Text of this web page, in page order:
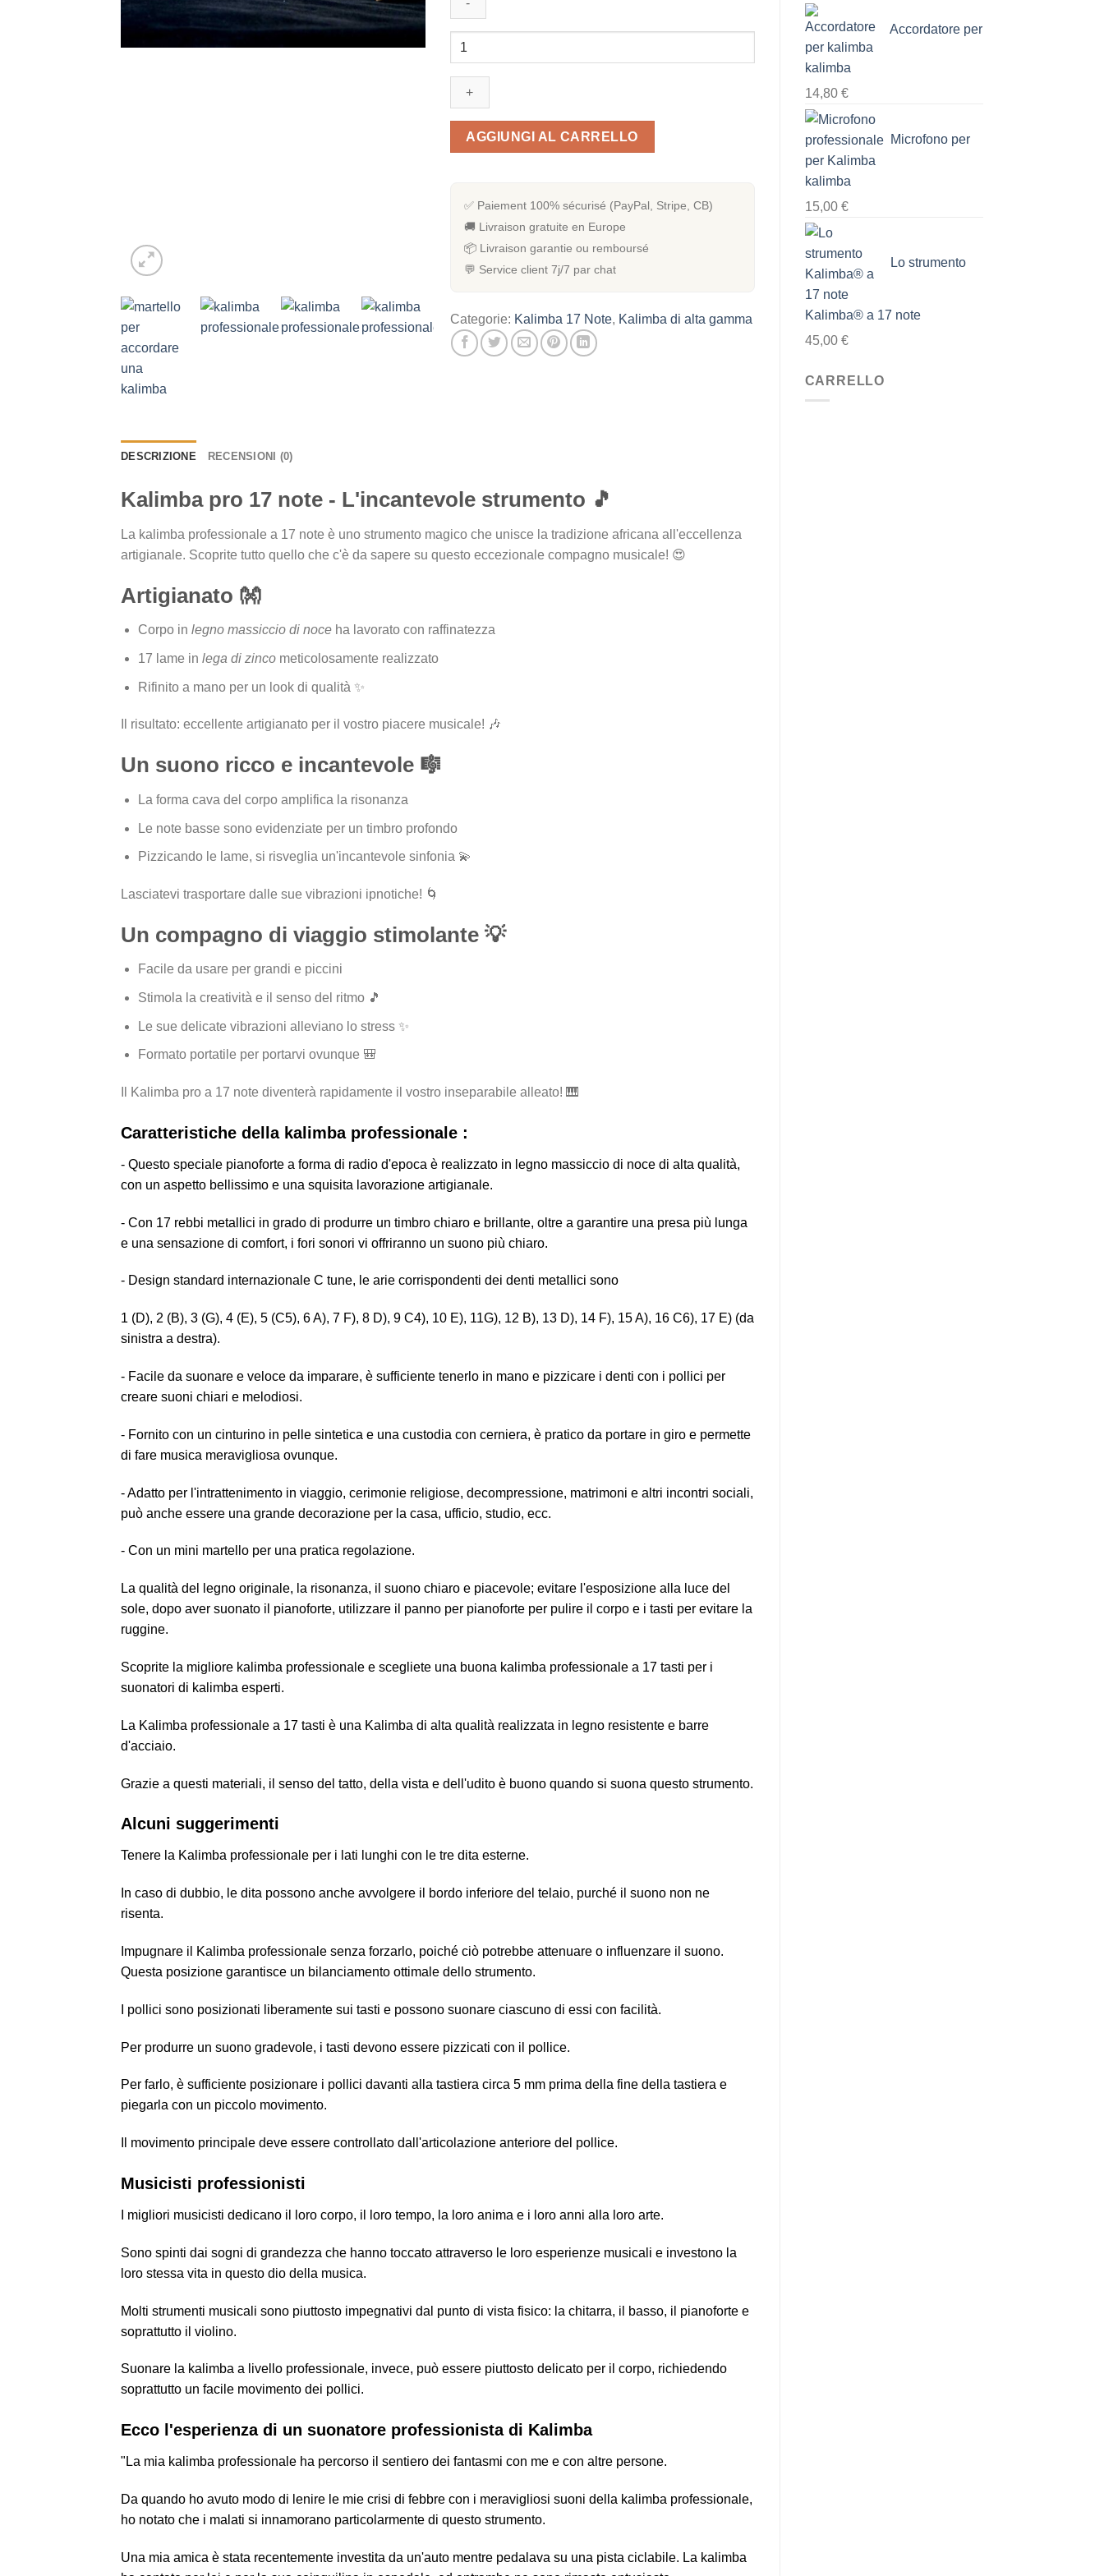
Accordatore per
kalimba
14,80 €
Microfono per
kalimba
15,00 €
Lo strumento
Kalimba® a 17 note
45,00 €
CARRELLO
Quantità
Professionnel
AGGIUNGI AL CARRELLO
✅ Paiement 100% sécurisé (PayPal, Stripe, CB)
🚚 Livraison gratuite en Europe
📦 Livraison garantie ou remboursé
💬 Service client 7j/7 par chat
Categorie: Kalimba 17 Note, Kalimba di alta gamma
DESCRIZIONE RECENSIONI (0)
Kalimba pro 17 note - L'incantevole strumento 🎵
La kalimba professionale a 17 note è uno strumento magico che unisce la tradizione africana all'eccellenza
artigianale. Scoprite tutto quello che c'è da sapere su questo eccezionale compagno musicale! 😍
Artigianato 👐
Corpo in legno massiccio di noceha lavorato con raffinatezza
17 lame in lega di zincometicolosamente realizzato
Rifinito a mano per un look di qualità ✨
Il risultato: eccellente artigianato per il vostro piacere musicale! 🎶
Un suono ricco e incantevole 🎼
La forma cava del corpo amplifica la risonanza
Le note basse sono evidenziate per un timbro profondo
Pizzicando le lame, si risveglia un'incantevole sinfonia 💫
Lasciatevi trasportare dalle sue vibrazioni ipnotiche! 🌀
Un compagno di viaggio stimolante 💡
Facile da usare per grandi e piccini
Stimola la creatività e il senso del ritmo 🎵
Le sue delicate vibrazioni alleviano lo stress ✨
Formato portatile per portarvi ovunque 🎒
Il Kalimba pro a 17 note diventerà rapidamente il vostro inseparabile alleato! 🎹
Caratteristiche della kalimba professionale :
- Questo speciale pianoforte a forma di radio d'epoca è realizzato in legno massiccio di noce di alta qualità,
con un aspetto bellissimo e una squisita lavorazione artigianale.
- Con 17 rebbi metallici in grado di produrre un timbro chiaro e brillante, oltre a garantire una presa più lunga
e una sensazione di comfort, i fori sonori vi offriranno un suono più chiaro.
- Design standard internazionale C tune, le arie corrispondenti dei denti metallici sono
1 (D), 2 (B), 3 (G), 4 (E), 5 (C5), 6 A), 7 F), 8 D), 9 C4), 10 E), 11G), 12 B), 13 D), 14 F), 15 A), 16 C6), 17 E) (da
sinistra a destra).
- Facile da suonare e veloce da imparare, è sufficiente tenerlo in mano e pizzicare i denti con i pollici per
creare suoni chiari e melodiosi.
- Fornito con un cinturino in pelle sintetica e una custodia con cerniera, è pratico da portare in giro e permette
di fare musica meravigliosa ovunque.
- Adatto per l'intrattenimento in viaggio, cerimonie religiose, decompressione, matrimoni e altri incontri sociali,
può anche essere una grande decorazione per la casa, ufficio, studio, ecc.
- Con un mini martello per una pratica regolazione.
La qualità del legno originale, la risonanza, il suono chiaro e piacevole; evitare l'esposizione alla luce del
sole, dopo aver suonato il pianoforte, utilizzare il panno per pianoforte per pulire il corpo e i tasti per evitare la
ruggine.
Scoprite la migliore kalimba professionale e scegliete una buona kalimba professionale a 17 tasti per i
suonatori di kalimba esperti.
La Kalimba professionale a 17 tasti è una Kalimba di alta qualità realizzata in legno resistente e barre
d'acciaio.
Grazie a questi materiali, il senso del tatto, della vista e dell'udito è buono quando si suona questo strumento.
Alcuni suggerimenti
Tenere la Kalimba professionale per i lati lunghi con le tre dita esterne.
In caso di dubbio, le dita possono anche avvolgere il bordo inferiore del telaio, purché il suono non ne
risenta.
Impugnare il Kalimba professionale senza forzarlo, poiché ciò potrebbe attenuare o influenzare il suono.
Questa posizione garantisce un bilanciamento ottimale dello strumento.
I pollici sono posizionati liberamente sui tasti e possono suonare ciascuno di essi con facilità.
Per produrre un suono gradevole, i tasti devono essere pizzicati con il pollice.
Per farlo, è sufficiente posizionare i pollici davanti alla tastiera circa 5 mm prima della fine della tastiera e
piegarla con un piccolo movimento.
Il movimento principale deve essere controllato dall'articolazione anteriore del pollice.
Musicisti professionisti
I migliori musicisti dedicano il loro corpo, il loro tempo, la loro anima e i loro anni alla loro arte.
Sono spinti dai sogni di grandezza che hanno toccato attraverso le loro esperienze musicali e investono la
loro stessa vita in questo dio della musica.
Molti strumenti musicali sono piuttosto impegnativi dal punto di vista fisico: la chitarra, il basso, il pianoforte e
soprattutto il violino.
Suonare la kalimba a livello professionale, invece, può essere piuttosto delicato per il corpo, richiedendo
soprattutto un facile movimento dei pollici.
Ecco l'esperienza di un suonatore professionista di Kalimba
"La mia kalimba professionale ha percorso il sentiero dei fantasmi con me e con altre persone.
Da quando ho avuto modo di lenire le mie crisi di febbre con i meravigliosi suoni della kalimba professionale,
ho notato che i malati si innamorano particolarmente di questo strumento.
Una mia amica è stata recentemente investita da un'auto mentre pedalava su una pista ciclabile. La kalimba